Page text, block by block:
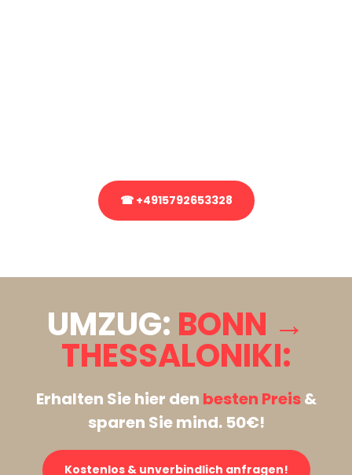
☎ +4915792653328
UMZUG: BONN →
THESSALONIKI:
Erhalten Sie hier den besten Preis&
sparen Sie mind. 50€!
Kostenlos & unverbindlich anfragen!